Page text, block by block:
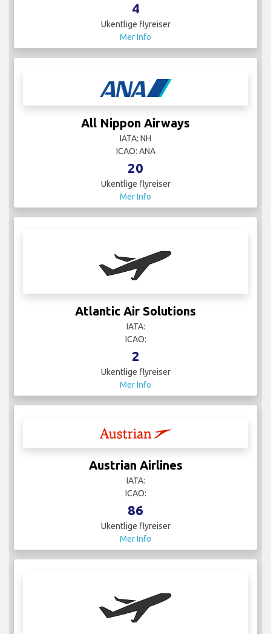
4
Ukentlige flyreiser
Mer Info
All Nippon Airways
IATA: NH
ICAO: ANA
20
Ukentlige flyreiser
Mer Info
Atlantic Air Solutions
IATA:
ICAO:
2
Ukentlige flyreiser
Mer Info
Austrian Airlines
IATA:
ICAO:
86
Ukentlige flyreiser
Mer Info